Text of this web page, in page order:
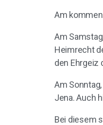
Am
Am
Heimrecht
den Ehrgeiz
Am
Jena. Auch
Bei diesem